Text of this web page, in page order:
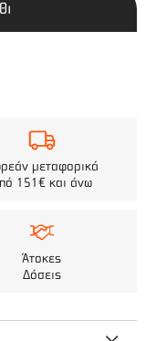
μεταφορικά
151€ και άνω
Άτοκες
Δόσεις